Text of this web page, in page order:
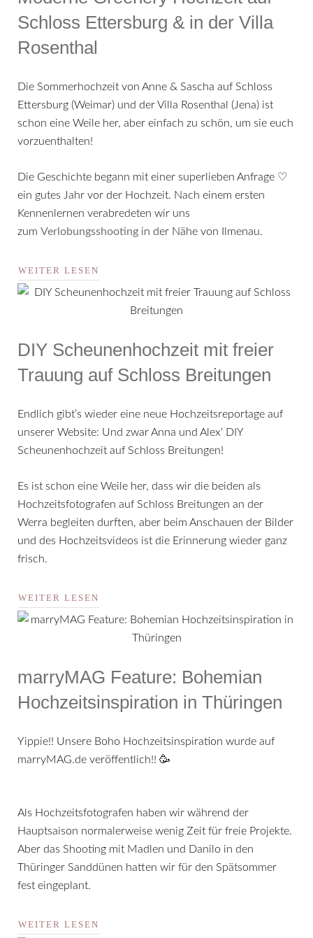
Schloss Ettersburg & in der Villa
Rosenthal
Die Sommerhochzeit von Anne & Sascha auf Schloss
Ettersburg (Weimar) und der Villa Rosenthal (Jena) ist
schon eine Weile her, aber einfach zu schön, um sie euch
vorzuenthalten!
Die Geschichte begann mit einer superlieben Anfrage ♡
ein gutes Jahr vor der Hochzeit. Nach einem ersten
Kennenlernen verabredeten wir uns
zum Verlobungsshooting in der Nähe von Ilmenau.
WEITER LESEN
DIY Scheunenhochzeit mit freier
Trauung auf Schloss Breitungen
Endlich gibt’s wieder eine neue Hochzeitsreportage auf
unserer Website: Und zwar Anna und Alex‘ DIY
Scheunenhochzeit auf Schloss Breitungen!
Es ist schon eine Weile her, dass wir die beiden als
Hochzeitsfotografen auf Schloss Breitungen an der
Werra begleiten durften, aber beim Anschauen der Bilder
und des Hochzeitsvideos ist die Erinnerung wieder ganz
frisch.
WEITER LESEN
marryMAG Feature: Bohemian
Hochzeitsinspiration in Thüringen
Yippie!! Unsere Boho Hochzeitsinspiration wurde auf
marryMAG.de veröffentlich!! 🥳
Als Hochzeitsfotografen haben wir während der
Hauptsaison normalerweise wenig Zeit für freie Projekte.
Aber das Shooting mit Madlen und Danilo in den
Thüringer Sanddünen hatten wir für den Spätsommer
fest eingeplant.
WEITER LESEN